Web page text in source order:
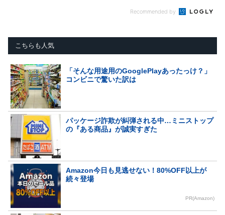
Recommended by
こちらも人気
「そんな用途用のGooglePlayあったっけ？」
コンビニで驚いた訳は
パッケージ詐欺が糾弾される中…ミニストップ
の『ある商品』が誠実すぎた
Amazon今日も見逃せない！80%OFF以上が
続々登場
PR(Amazon)